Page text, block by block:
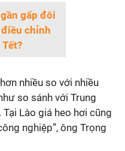
gấp đôi
chỉnh
nhiều so với nhiều
so sánh với Trung
Lào giá heo hơi cũng
nghiệp”, ông Trọng